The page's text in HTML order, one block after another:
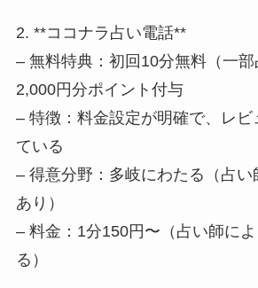
2. **ココナラ占い電話**
– 無料特典：初回10分無料（一部
2,000円分ポイント付与
– 特徴：料金設定が明確で、レビ
ている
– 得意分野：多岐にわたる（占い
あり）
– 料金：1分150円〜（占い師に
る）